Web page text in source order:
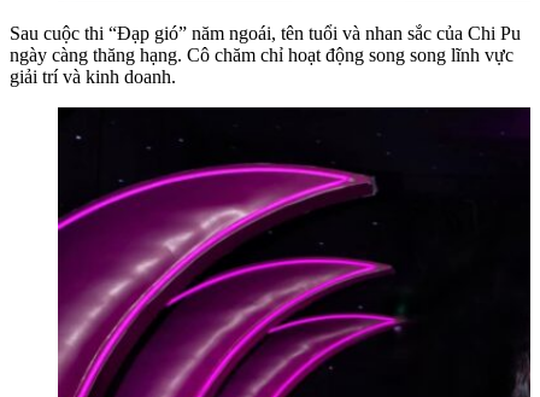
Sau cuộc thi “Đạp gió” năm ngoái, tên tuổi và nhan sắc của Chi Pu
ngày càng thăng hạng. Cô chăm chỉ hoạt động song song lĩnh vực
giải trí và kinh doanh.